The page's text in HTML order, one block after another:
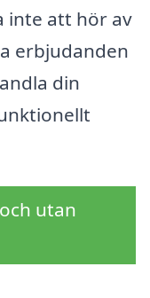
inte att hör av
erbjudanden
din
utan